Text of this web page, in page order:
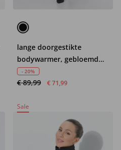
lange doorgestikte
bodywarmer, gebloemd
doorgestikt motief,
capuchon, 2-weg rits
- 20%
€ 89,99 € 71,99
Sale